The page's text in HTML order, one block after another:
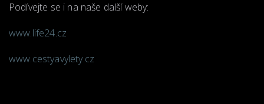
Podívejte se i na naše další weby:
www.life24.cz
www.cestyavylety.cz